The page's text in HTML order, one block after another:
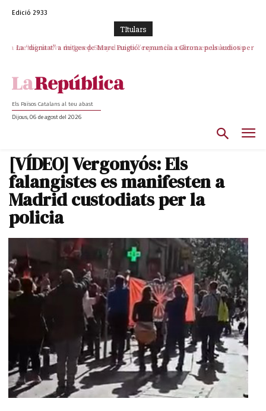
Edició 2933
TItulars
La memòria viva de Josep Sunyol uneix l’esport i la cultura en un emotiu
La “dignitat” a mitges de Marc Puigtió: renuncia a Girona pels àudios però
Els Països Catalans al teu abast
Dijous, 06 de agost del 2026
[VÍDEO] Vergonyós: Els
falangistes es manifesten a
Madrid custodiats per la
policia